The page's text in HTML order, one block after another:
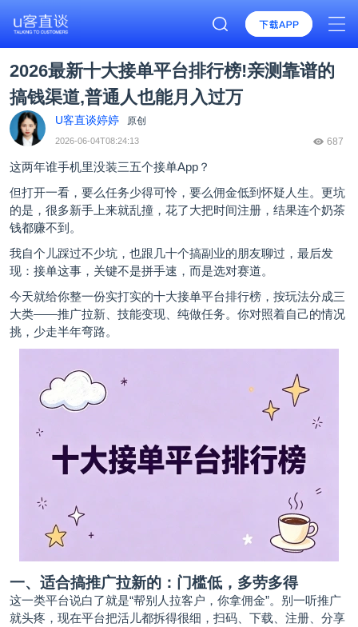
2026最新十大接单平台排行榜!亲测靠谱的
搞钱渠道,普通人也能月入过万
U客直谈婷婷 原创
2026-06-04T08:24:13 687
这两年谁手机里没装三五个接单App？
但打开一看，要么任务少得可怜，要么佣金低到怀疑人生。更坑
的是，很多新手上来就乱撞，花了大把时间注册，结果连个奶茶
钱都赚不到。
我自个儿踩过不少坑，也跟几十个搞副业的朋友聊过，最后发
现：接单这事，关键不是拼手速，而是选对赛道。
今天就给你整一份实打实的十大接单平台排行榜，按玩法分成三
大类——推广拉新、技能变现、纯做任务。你对照着自己的情况
挑，少走半年弯路。
一、适合搞推广拉新的：门槛低，多劳多得
这一类平台说白了就是“帮别人拉客户，你拿佣金”。别一听推广
就头疼，现在平台把活儿都拆得很细，扫码、下载、注册、分享